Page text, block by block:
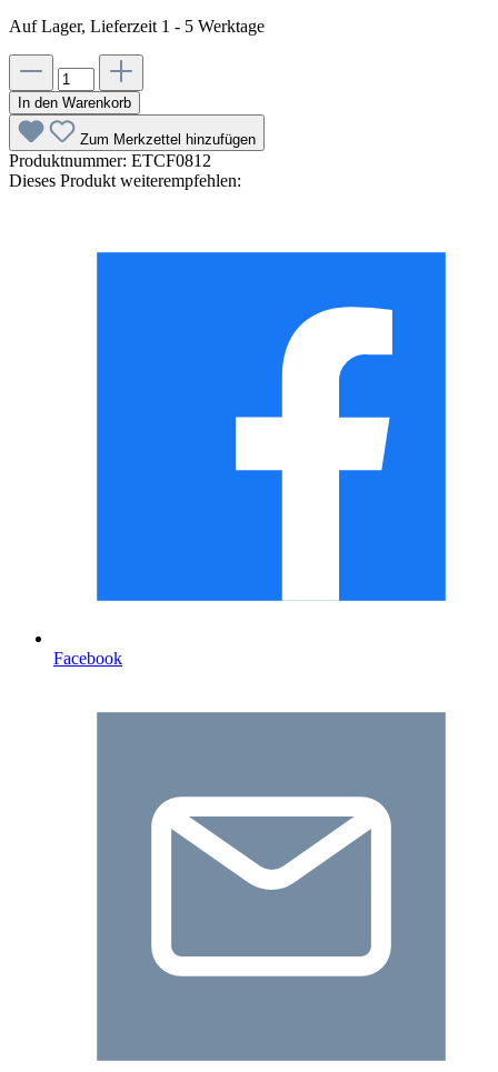
Auf Lager, Lieferzeit 1 - 5 Werktage
In den Warenkorb
Zum Merkzettel hinzufügen
Produktnummer: ETCF0812
Dieses Produkt weiterempfehlen:
Facebook